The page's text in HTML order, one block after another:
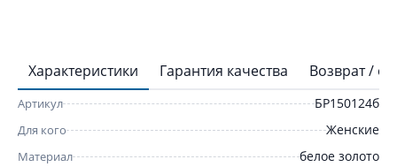
Характеристики Гарантия качества Возврат /
Артикул БР150124б
Для кого Женские
Материал белое золото